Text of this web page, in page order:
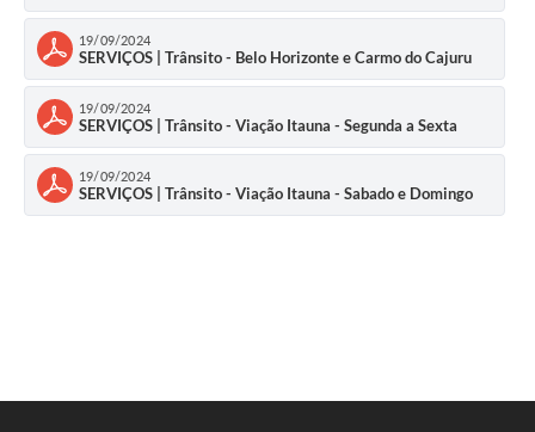
19/09/2024
SERVIÇOS | Trânsito - Belo Horizonte e Carmo do Cajuru
19/09/2024
SERVIÇOS | Trânsito - Viação Itauna - Segunda a Sexta
19/09/2024
SERVIÇOS | Trânsito - Viação Itauna - Sabado e Domingo